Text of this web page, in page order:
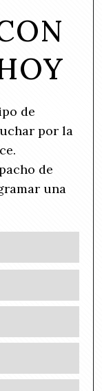
de
por la
de
una
de